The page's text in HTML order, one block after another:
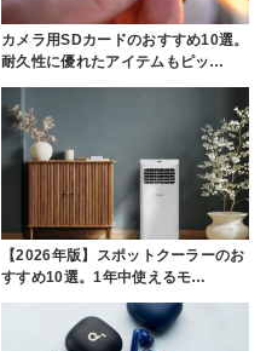
カメラ用SDカードのおすすめ10選。
耐久性に優れたアイテムもピッ…
【2026年版】スポットクーラーのお
すすめ10選。1年中使えるモ…